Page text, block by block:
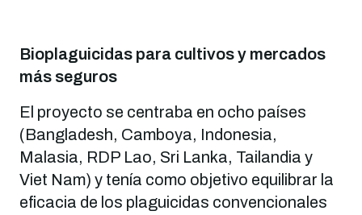
Bioplaguicidas para cultivos y mercados
más seguros
El proyecto se centraba en ocho países
(Bangladesh, Camboya, Indonesia,
Malasia, RDP Lao, Sri Lanka, Tailandia y
Viet Nam) y tenía como objetivo equilibrar la
eficacia de los plaguicidas convencionales